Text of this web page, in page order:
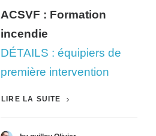
ACSVF : Formation
incendie
DÉTAILS : équipiers de
première intervention
LIRE LA SUITE